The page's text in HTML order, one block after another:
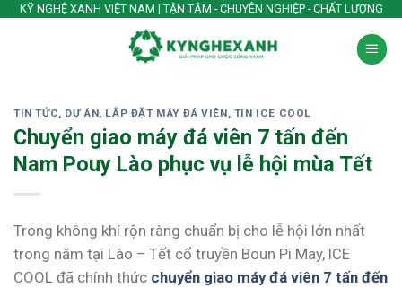
SkipKỸ NGHỆ XANH VIỆT NAM | TẬN TÂM - CHUYÊN NGHIỆP - CHẤT LƯỢNG
TIN TỨC, DỰ ÁN, LẮP ĐẶT MÁY ĐÁ VIÊN, TIN ICE COOL
Chuyển giao máy đá viên 7 tấn đến
Nam Pouy Lào phục vụ lễ hội mùa Tết
Trong không khí rộn ràng chuẩn bị cho lễ hội lớn nhất
trong năm tại Lào – Tết cổ truyền Boun Pi May, ICE
COOL đã chính thức chuyển giao máy đá viên 7 tấn đến